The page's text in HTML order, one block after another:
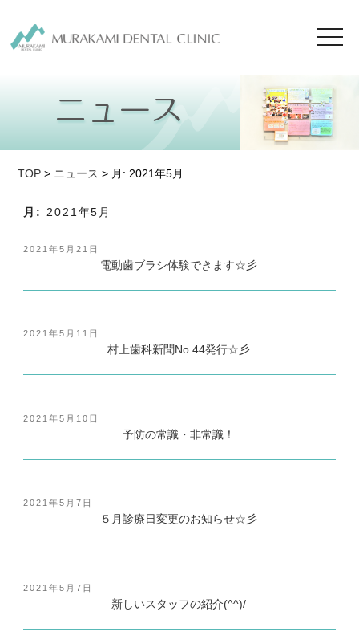
TOP > ニュース > 月: 2021年5月
月: 2021年5月
投
2021年5月21日
電動歯ブラシ体験できます☆彡
投
2021年5月11日
村上歯科新聞No.44発行☆彡
投
2021年5月10日
予防の常識・非常識！
投
2021年5月7日
５月診療日変更のお知らせ☆彡
投
2021年5月7日
新しいスタッフの紹介(^^)/